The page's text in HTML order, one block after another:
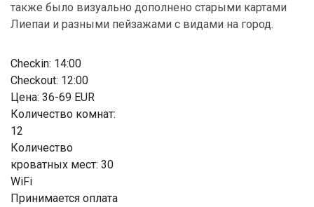
Checkin: 14:00
Checkout: 12:00
Цена: 36-69 EUR
Количество комнат:
12
Количество
кроватных мест: 30
WiFi
Принимается оплата
также было визуально дополнено старыми картами
Лиепаи и разными пейзажами с видами на город.